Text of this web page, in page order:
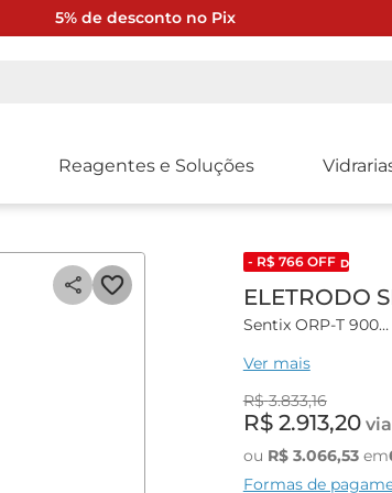
5% de desconto no Pix
Reagentes e Soluções
- R$ 766OFF
ELETRODO
Sentix ORP-T 900
Eletrodo de ORP
Eletrodo com cabo
linhas MultiLine,
Ver mais
R$ 3.833,16
R$ 2.913,20via
ou R$ 3.066,53em
Formas de